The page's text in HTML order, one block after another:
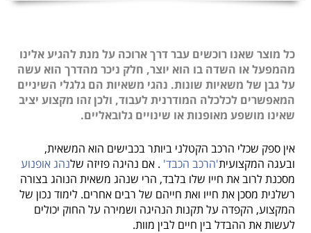
כל מוצר שאנו רוכשים עבר דרך ארוכה על מנת להגיע אלינו
מהמפעל או השדה בו הוא יוצר, חלק ניכר מהדרך הוא עשה
על גבן של משאיות שונות. נהגי משאיות הם גלגלי השיניים
המאפשרים לכלכלה המודרנית לעבוד, ולכן זהו מקצוע יציב
שאינו מושפע מאופנות או שינויים גלובאליים.
אין ספק שכלי הרכב הקטלני ביותר בכבישים הוא המשאית,
ובעגה המקצועית'הרכב הכבד' . אם נהיגה פזיזה שלנהג אופנוע
מסכנת לרוב את חייו שלו בלבד, הרי שנהג משאית הנוהג בצורה
רשלנית מסכן את חייו ואת חייהם של רבים אחרים. לימוד נכון של
המקצוע, הקפדה על תקנות הנהיגה ושמירה על החוק יכולים
לעשות את ההבדל בין חיים לבין מוות.